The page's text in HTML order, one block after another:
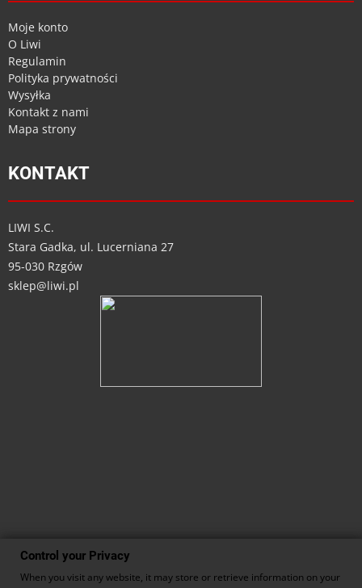
Moje konto
O Liwi
Regulamin
Polityka prywatności
Wysyłka
Kontakt z nami
Mapa strony
KONTAKT
LIWI S.C.
Stara Gadka, ul. Lucerniana 27
95-030 Rzgów
sklep@liwi.pl
Control your Privacy
When you visit any website, it may store or retrieve information on your